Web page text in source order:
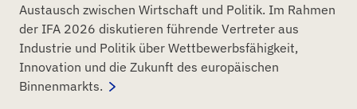
Austausch zwischen Wirtschaft und Politik. Im Rahmen
der IFA 2026 diskutieren führende Vertreter aus
Industrie und Politik über Wettbewerbsfähigkeit,
Innovation und die Zukunft des europäischen
Binnenmarkts.